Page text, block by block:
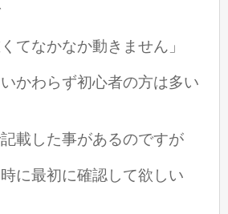
てなかなか動きません」
かわらず初心者の方は多い
載した事があるのですが
に最初に確認して欲しい